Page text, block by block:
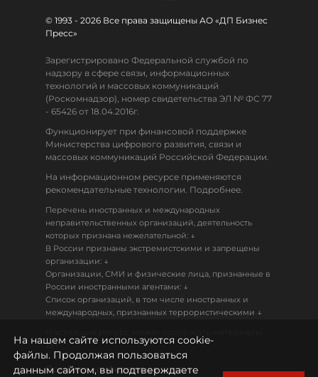
© 1993 - 2026 Все права защищены АО «ДП Бизнес
Пресс»
Зарегистрировано Федеральной службой по
надзору в сфере связи, информационных
технологий и массовых коммуникаций
(Роскомнадзор), номер свидетельства ЭЛ № ФС 77
- 65426 от 18.04.2016г.
Функционирует при финансовой поддержке
Министерства цифрового развития, связи и
массовых коммуникаций Российской Федерации.
На информационном ресурсе применяются
рекомендательные технологии. Подробнее.
Перечень иностранных и международных
неправительственных организаций, деятельность
которых признана нежелательной: ↓
В России признаны экстремистскими и запрещены
организации: ↓
Организации, СМИ и физические лица, признанные в
России иностранными агентами: ↓
Список организаций, в том числе иностранных и
международных, признанных террористическими ↓
18+
Политика конфиденциальности
На нашем сайте используются cookie-
файлы. Продолжая пользоваться
данным сайтом, вы подтверждаете